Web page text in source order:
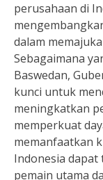
perusahaan di
dalam
Sebagaimana
Baswedan,
kunci untuk
meningkatkan
memperkuat
memanfaatkan
Indonesia
pemain utama